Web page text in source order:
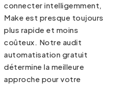
connecter intelligemment,
Make est presque toujours
plus rapide et moins
coûteux. Notre audit
automatisation gratuit
détermine la meilleure
approche pour votre